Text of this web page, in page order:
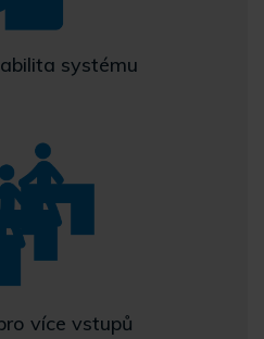
systému
více vstupů